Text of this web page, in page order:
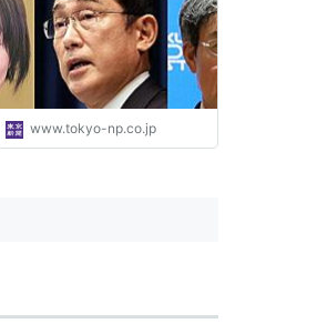
ル
www.tokyo-np.co.jp